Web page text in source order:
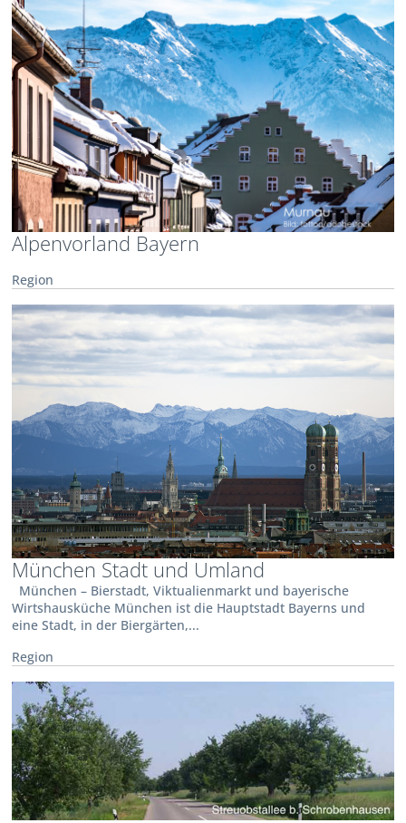
Alpenvorland Bayern
Region
München Stadt und Umland
München – Bierstadt, Viktualienmarkt und bayerische
Wirtshausküche München ist die Hauptstadt Bayerns und
eine Stadt, in der Biergärten,...
Region